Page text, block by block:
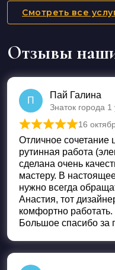
Смотреть все
Отзывы
П
Пай Галина
Знаток города 1
Оценка5 из 5
16
Отличное сочетание
рутинная работа
сделана очень
мастеру. В
нужно всегда
Анастия, тот
комфортно
Большое спасибо за